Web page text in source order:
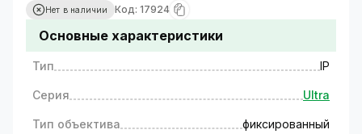
Нет в наличии Код: 17924
Основные характеристики
Тип IP
Серия Ultra
Тип объектива фиксированный